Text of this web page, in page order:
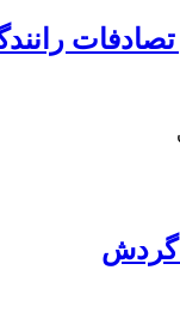
گردش